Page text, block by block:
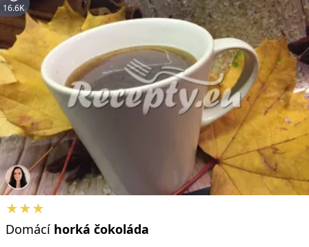
16.6K
★★★
Domácí horká čokoláda